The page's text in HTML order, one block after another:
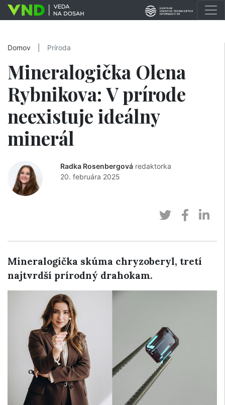
Domov Príroda
Mineralogička Olena
Rybnikova: V prírode
neexistuje ideálny
minerál
Radka Rosenbergová redaktorka
20. februára 2025
Mineralogička skúma chryzoberyl, tretí
najtvrdší prírodný drahokam.